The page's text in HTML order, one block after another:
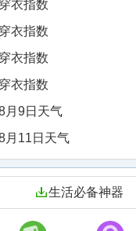
衣指数
衣指数
衣指数
衣指数
月9日天气
月11日天气
生活必备神器